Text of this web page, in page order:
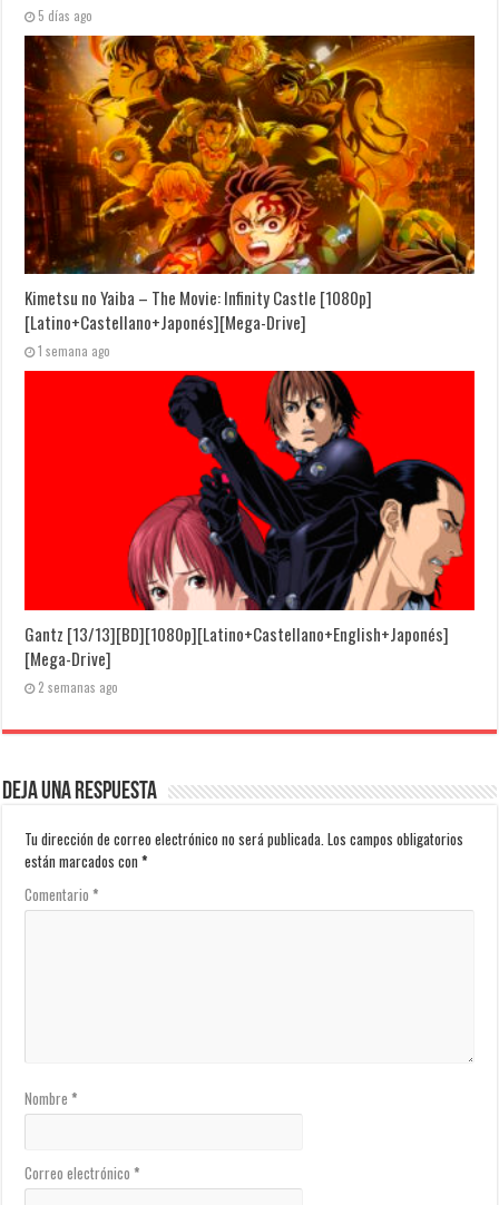
5 días ago
Kimetsu no Yaiba – The Movie: Infinity Castle [1080p]
[Latino+Castellano+Japonés][Mega-Drive]
1 semana ago
Gantz [13/13][BD][1080p][Latino+Castellano+English+Japonés]
[Mega-Drive]
2 semanas ago
Deja una respuesta
Tu dirección de correo electrónico no será publicada. Los campos obligatorios
están marcados con*
Comentario*
Nombre*
Correo electrónico*